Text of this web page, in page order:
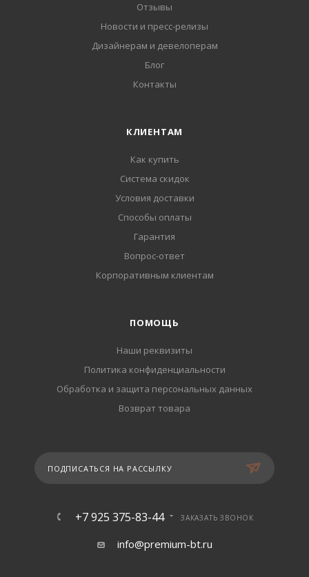
Отзывы
Новости и пресс-релизы
Дизайнерам и девелоперам
Блог
Контакты
КЛИЕНТАМ
Как купить
Система скидок
Условия доставки
Способы оплаты
Гарантия
Вопрос-ответ
Корпоративным клиентам
ПОМОЩЬ
Наши реквизиты
Политика конфиденциальности
Обработка и защита персональных данных
Возврат товара
ПОДПИСАТЬСЯ НА РАССЫЛКУ
+7 925 375-83-44 ЗАКАЗАТЬ ЗВОНОК
info@premium-bt.ru